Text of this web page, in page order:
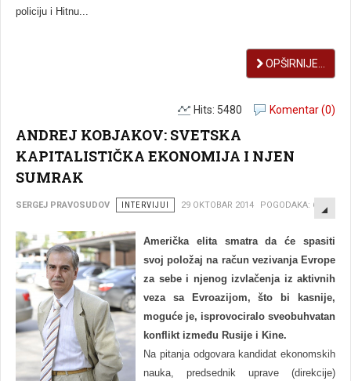
policiju i Hitnu...
OPŠIRNIJE...
Komentar (0)
Hits: 5480
ANDREJ KOBJAKOV: SVETSKA
KAPITALISTIČKA EKONOMIJA I NJEN
SUMRAK
SERGEJ PRAVOSUDOV INTERVIJUI 29 OKTOBAR 2014 POGODAKA: 6872
Američka elita smatra da će spasiti
svoj položaj na račun vezivanja Evrope
za sebe i njenog izvlačenja iz aktivnih
veza sa Evroazijom, što bi kasnije,
moguće je, isprovociralo sveobuhvatan
konflikt između Rusije i Kine.
Na pitanja odgovara kandidat ekonomskih
nauka, predsednik uprave (direkcije)